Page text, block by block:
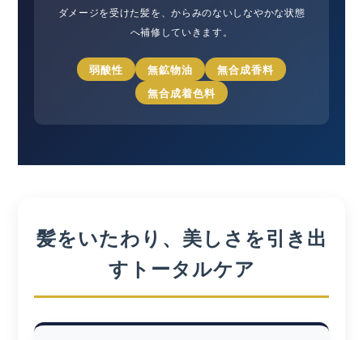
ダメージを受けた髪を、からみのないしなやかな状態
へ補修していきます。
弱酸性 無鉱物油
無合成香料
無合成着色料
髪をいたわり、美しさを引き出
すトータルケア